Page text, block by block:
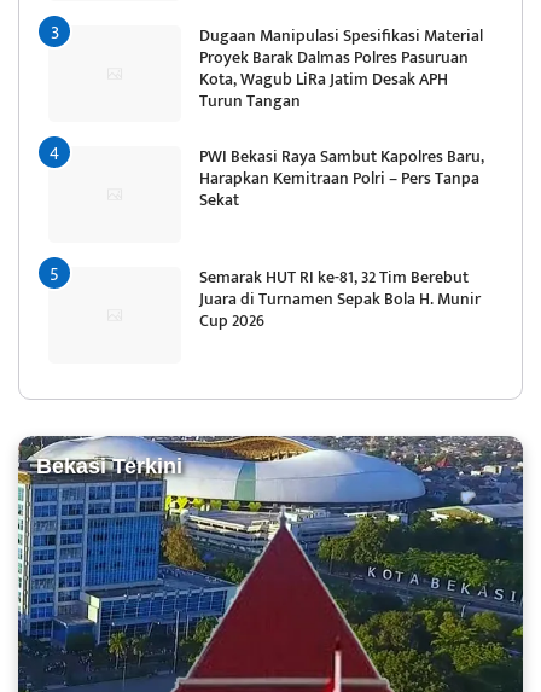
Dugaan Manipulasi Spesifikasi Material
Proyek Barak Dalmas Polres Pasuruan
Kota, Wagub LiRa Jatim Desak APH
Turun Tangan
PWI Bekasi Raya Sambut Kapolres Baru,
Harapkan Kemitraan Polri – Pers Tanpa
Sekat
Semarak HUT RI ke-81, 32 Tim Berebut
Juara di Turnamen Sepak Bola H. Munir
Cup 2026
Bekasi Terkini